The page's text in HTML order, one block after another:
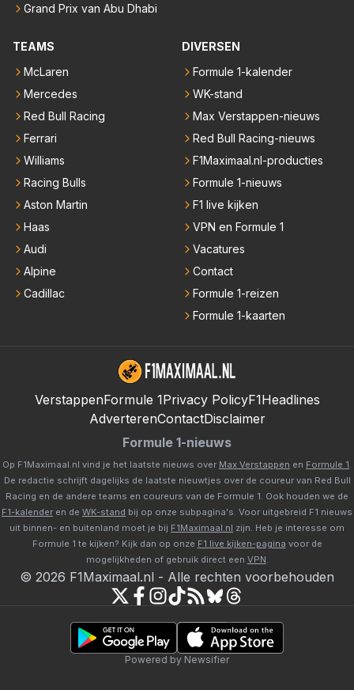
Grand Prix van Abu Dhabi
TEAMS
McLaren
Mercedes
Red Bull Racing
Ferrari
Williams
Racing Bulls
Aston Martin
Haas
Audi
Alpine
Cadillac
DIVERSEN
Formule 1-kalender
WK-stand
Max Verstappen-nieuws
Red Bull Racing-nieuws
F1Maximaal.nl-producties
Formule 1-nieuws
F1 live kijken
VPN en Formule 1
Vacatures
Contact
Formule 1-reizen
Formule 1-kaarten
VerstappenFormule 1Privacy PolicyF1Headlines
AdverterenContactDisclaimer
Formule 1-nieuws
Op F1Maximaal.nl vind je het laatste nieuws over Max Verstappen en Formule 1
De redactie schrijft dagelijks de laatste nieuwtjes over de coureur van Red Bull
Racing en de andere teams en coureurs van de Formule 1. Ook houden we de
F1-kalender en de WK-stand bij op onze subpagina's. Voor uitgebreid F1 nieuws
uit binnen- en buitenland moet je bij F1Maximaal.nl zijn. Heb je interesse om
Formule 1 te kijken? Kijk dan op onze F1 live kijken-pagina voor de
mogelijkheden of gebruik direct een VPN
© 2026 F1Maximaal.nl - Alle rechten voorbehouden
Powered by Newsifier